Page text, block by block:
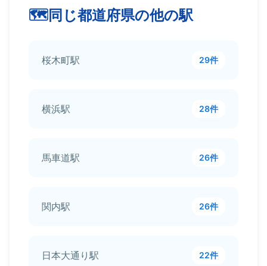
同じ都道府県の他の駅
桜木町駅 29件
横浜駅 28件
馬車道駅 26件
関内駅 26件
日本大通り駅 22件